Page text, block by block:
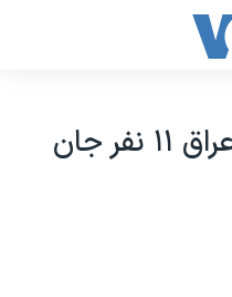
در ادامه خشونتها در عراق ۱۱ نفر جان